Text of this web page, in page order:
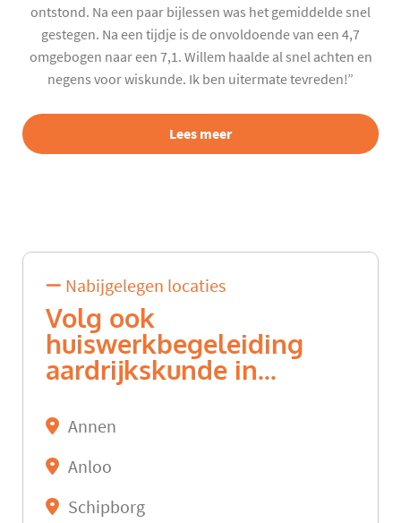
ontstond. Na een paar bijlessen was het gemiddelde snel
gestegen. Na een tijdje is de onvoldoende van een 4,7
omgebogen naar een 7,1. Willem haalde al snel achten en
negens voor wiskunde. Ik ben uitermate tevreden!”
Lees meer
Nabijgelegen locaties
Volg ook
huiswerkbegeleiding
aardrijkskunde in...
Annen
Anloo
Schipborg